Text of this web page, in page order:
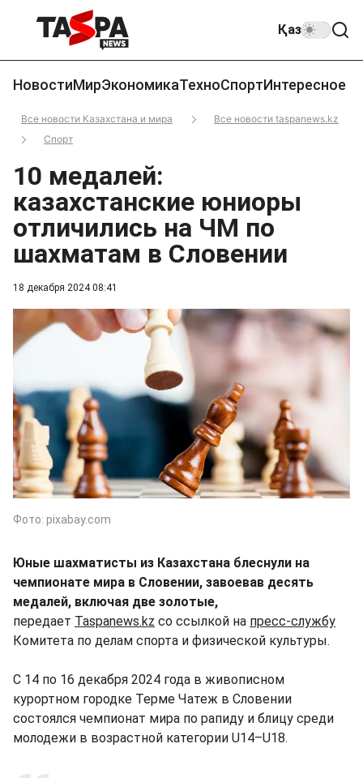
Қаз
НовостиМирЭкономикаТехноСпортИнтересное
Все новости Казахстана и мира
Все новости taspanews.kz
Спорт
18 декабря 2024 08:41
10 медалей:
казахстанские юниоры
отличились на ЧМ по
шахматам в Словении
Фото: pixabay.com
Юные шахматисты из Казахстана блеснули на
чемпионате мира в Словении, завоевав десять
медалей, включая две золотые,
передает Taspanews.kz со ссылкой на пресс-службу
Комитета по делам спорта и физической культуры.
С 14 по 16 декабря 2024 года в живописном
курортном городке Терме Чатеж в Словении
состоялся чемпионат мира по рапиду и блицу среди
молодежи в возрастной категории U14–U18.